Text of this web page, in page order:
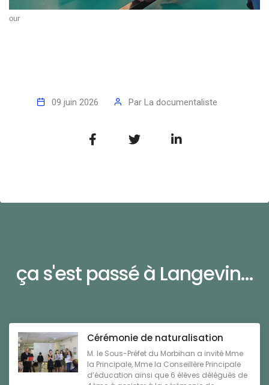
our
09 juin 2026 Par La documentaliste
ça s'est passé à Langevin...
Cérémonie de naturalisation
M. le Sous-Préfet du Morbihan a invité Mme
la Principale, Mme la Conseillère Principale
d’éducation ainsi que 6 élèves délégués de